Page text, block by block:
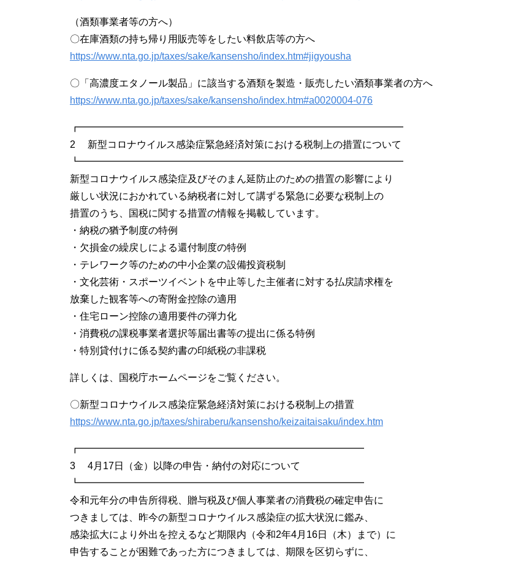
（酒類事業者等の方へ）
〇在庫酒類の持ち帰り用販売等をしたい料飲店等の方へ
https://www.nta.go.jp/taxes/sake/kansensho/index.htm#jigyousha
〇「高濃度エタノール製品」に該当する酒類を製造・販売したい酒類事業者の方へ
https://www.nta.go.jp/taxes/sake/kansensho/index.htm#a0020004-076
┏━━━━━━━━━━━━━━━━━━━━━━━━━━━━━━━━━
2 新型コロナウイルス感染症緊急経済対策における税制上の措置について
┗━━━━━━━━━━━━━━━━━━━━━━━━━━━━━━━━━
新型コロナウイルス感染症及びそのまん延防止のための措置の影響により
厳しい状況におかれている納税者に対して講ずる緊急に必要な税制上の
措置のうち、国税に関する措置の情報を掲載しています。
・納税の猶予制度の特例
・欠損金の繰戻しによる還付制度の特例
・テレワーク等のための中小企業の設備投資税制
・文化芸術・スポーツイベントを中止等した主催者に対する払戻請求権を
放棄した観客等への寄附金控除の適用
・住宅ローン控除の適用要件の弾力化
・消費税の課税事業者選択等届出書等の提出に係る特例
・特別貸付けに係る契約書の印紙税の非課税
詳しくは、国税庁ホームページをご覧ください。
〇新型コロナウイルス感染症緊急経済対策における税制上の措置
https://www.nta.go.jp/taxes/shiraberu/kansensho/keizaitaisaku/index.htm
┏━━━━━━━━━━━━━━━━━━━━━━━━━━━━━
3 4月17日（金）以降の申告・納付の対応について
┗━━━━━━━━━━━━━━━━━━━━━━━━━━━━━
令和元年分の申告所得税、贈与税及び個人事業者の消費税の確定申告に
つきましては、昨今の新型コロナウイルス感染症の拡大状況に鑑み、
感染拡大により外出を控えるなど期限内（令和2年4月16日（木）まで）に
申告することが困難であった方につきましては、期限を区切らずに、